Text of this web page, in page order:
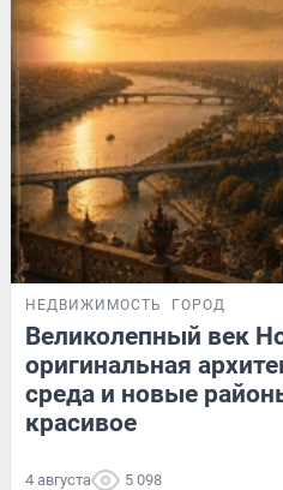
НЕДВИЖИМОСТЬ ГОРОД
Великолепный век
оригинальная
среда и новые
красивое
4 августа 5 098